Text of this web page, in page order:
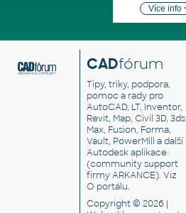
Více info
CADfórum
Tipy, triky, podpora,
pomoc a rady pro
AutoCAD, LT, Inventor,
Revit, Map, Civil 3D, 3ds
Max, Fusion, Forma,
Vault, PowerMill a další
Autodesk aplikace
(community support
firmy ARKANCE). Viz
O portálu.
Copyright © 2026 |